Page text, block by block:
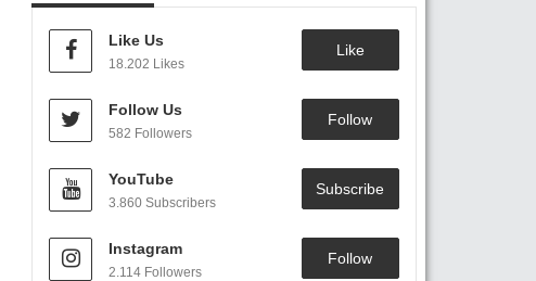
Like Us
18.202 Likes
Like
Follow Us
582 Followers
Follow
YouTube
3.860 Subscribers
Subscribe
Instagram
2.114 Followers
Follow